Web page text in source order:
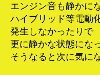
エンジン音も静かに
ハイブリッド等電動
発生しなかったりで
更に静かな状態にな
そうなると次に気に